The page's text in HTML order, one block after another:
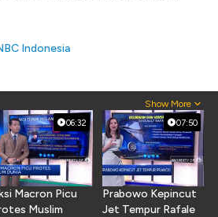
Indonesia
Show More
06:32
Macron Picu
Muslim
07:50
Prabowo Kepincut
Jet Tempur Rafale